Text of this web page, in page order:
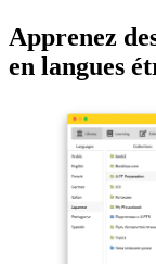
Apprenez
en langues